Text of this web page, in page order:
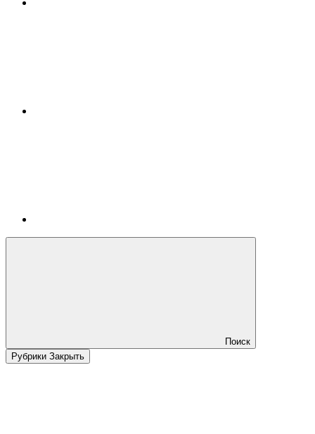
Поиск
Рубрики Закрыть